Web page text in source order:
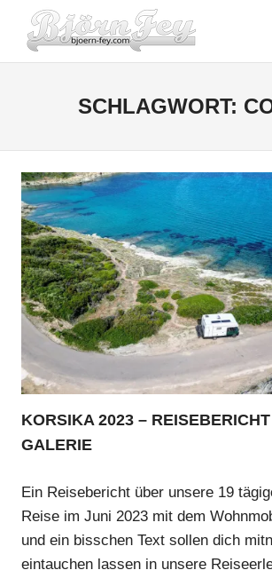
Inhalt
springen
SCHLAGWORT:
KORSIKA 2023 –
GALERIE
Ein Reisebericht über unsere 19
Reise im Juni 2023 mit dem
und ein bisschen Text sollen dich
eintauchen lassen in unsere